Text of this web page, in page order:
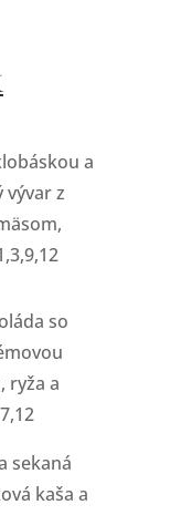
a
vývar z
so
ryža a
sekaná
kaša a